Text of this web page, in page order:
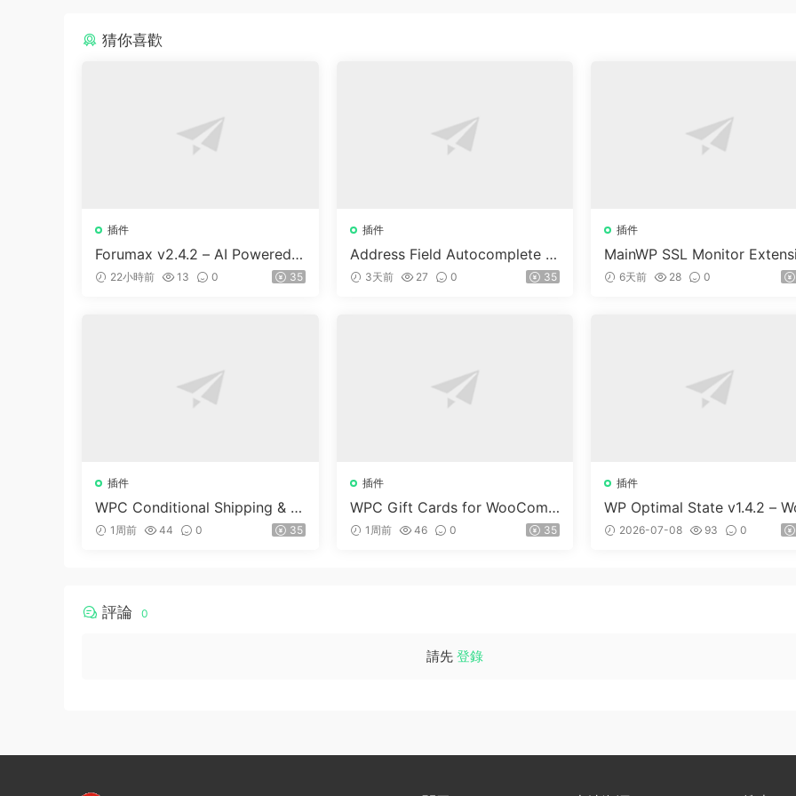
猜你喜歡
插件
Forumax v2.4.2 – AI Powered
Advanced Community Forum P
22小時前 13 0 35
插件
Address Field Autocomplete F
or WooCommerce v1.3.2
3天前 27 0 35
插件
MainWP SSL Monitor
n v5.2
6天前 28 0
插件
WPC Conditional Shipping & P
ayments (Premium) v1.0.2
1周前 44 0 35
插件
WPC Gift Cards for WooCom
merce (Premium) v1.0.2
1周前 46 0 35
插件
WP Optimal State v1.4.2 –
dPress 優化、清理和安全套件
2026-07-08 93 0
評論 0
請先 登錄